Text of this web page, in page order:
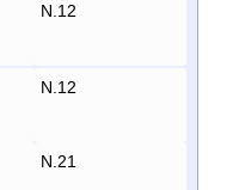
N.12
N.12
N.21